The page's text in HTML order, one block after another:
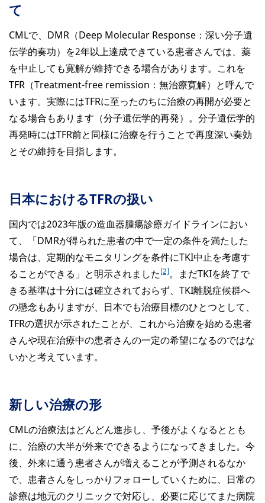
て
CMLで、DMR（Deep Molecular Response：深い分子遺
伝学的奏功）を2年以上達成できている患者さんでは、薬
を中止しても寛解が維持できる場合があります。これを
TFR（Treatment-free remission：無治療寛解）と呼んで
います。実際にはTFRに至ったのちに治療の再開が必要と
なる場合もあります（分子遺伝学的再発）。分子遺伝学的
再発時にはTFR前と同様に治療を行うことで再度深い奏効
とその維持を目指します。
日本におけるTFRの扱い
国内では2023年版の造血器腫瘍診療ガイドラインにおい
て、「DMRが得られた患者の中で一定の条件を満たした
場合は、定期的なモニタリングを条件にTKI中止を考慮す
ることができる」と明示されました[2]。まだTKIを終了で
きる基準は十分には確立されておらず、TKI離脱症候群へ
の懸念もありますが、日本でも治療目標のひとつとして、
TFRの選択が示されたことが、これから治療を始める患者
さんや現在治療中の患者さんの一定の希望になるのではな
いかと考えています。
新しい治療の形
CMLの治療法はどんどん進歩し、予後がよくなるととも
に、治療の大半が外来でできるようになってきました。今
後、外来に通う患者さんが増えることが予測されるなか
で、患者さんをしっかりフォローしていくために、日常の
診療は地元のクリニックで対応し、必要に応じてまた病院